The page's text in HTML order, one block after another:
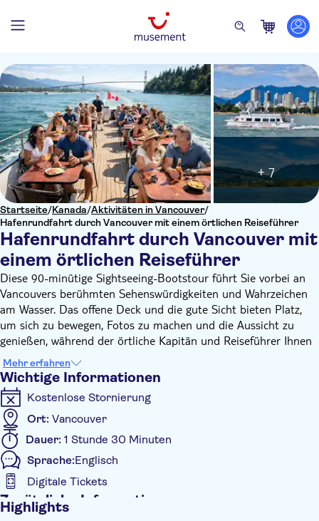
Startseite/Kanada/Aktivitäten in Vancouver/
Hafenrundfahrt durch Vancouver mit einem örtlichen Reiseführer
Hafenrundfahrt durch Vancouver mit
einem örtlichen Reiseführer
+ 7
Diese 90-minütige Sightseeing-Bootstour führt Sie vorbei an
Vancouvers berühmten Sehenswürdigkeiten und Wahrzeichen
am Wasser. Das offene Deck und die gute Sicht bieten Platz,
um sich zu bewegen, Fotos zu machen und die Aussicht zu
genießen, während der örtliche Kapitän und Reiseführer Ihnen
auf dem Weg dorthin Einblicke gewährt.
Sie fahren durch eine Reihe von landschaftlich reizvollen und
fotogenen Gegenden, darunter die bewaldeten Ufer des Stanley
Park, die offenen Gewässer der English Bay und
Aussichtspunkte auf die Skyline von Vancouver mit den Coast
Mountains im Hintergrund. Die Route führt Sie auch in den
False Creek, wo Sie an lebhaften Hafenvierteln, Jachthäfen und
Granville Island, einem bekannten lokalen Aktivitätszentrum,
vorbeikommen.
Mit maximal 36 Gästen an Bord bleibt das Erlebnis
komfortabel und gemütlich, so dass Sie die Landschaft in Ruhe
Mehr erfahren
Wichtige Informationen
Kostenlose Stornierung
Ort: Vancouver
Dauer: 1 Stunde 30 Minuten
Sprache:Englisch
Digitale Tickets
Zusätzliche Informationen
Highlights